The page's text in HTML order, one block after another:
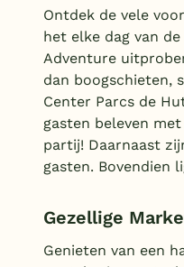
Ontdek de vele
het elke dag van
Adventure
dan boogschieten,
Center Parcs de
gasten beleven
partij! Daarnaast
gasten. Bovendien
Gezellige
Genieten van een